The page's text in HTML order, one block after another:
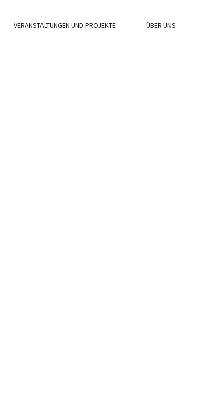
VERANSTALTUNGEN UND PROJEKTE ÜBER UNS